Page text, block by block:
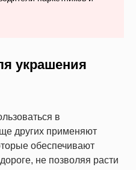
украшения
в
других применяют
обеспечивают
не позволяя расти